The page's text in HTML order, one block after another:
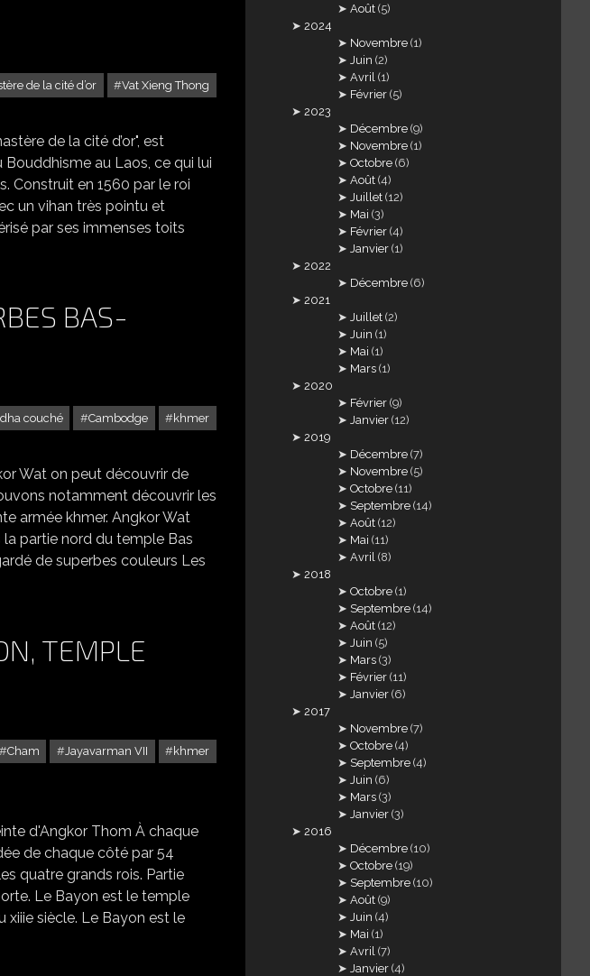
de la cité d’or Vat Xieng Thong
LUANG PRABANG, LAOS
de la cité d’or", est
au Laos, ce qui lui
Construit en 1560 par le roi
un vihan très pointu et
par ses immenses toits
BAS-
couché Cambodge khmer
SES SUPERBES BAS-RELIEFS
Wat on peut découvrir de
notamment découvrir les
armée khmer. Angkor Wat
partie nord du temple Bas
de superbes couleurs Les
TEMPLE
Cham Jayavarman VII
khmer
d'Angkor Thom À chaque
de chaque côté par 54
quatre grands rois. Partie
Le Bayon est le temple
siècle. Le Bayon est le
Août (5)
2024
Novembre (1)
Juin (2)
Avril (1)
Février (5)
2023
Décembre (9)
Novembre (1)
Octobre (6)
Août (4)
Juillet (12)
Mai (3)
Février (4)
Janvier (1)
2022
Décembre (6)
2021
Juillet (2)
Juin (1)
Mai (1)
Mars (1)
2020
Février (9)
Janvier (12)
2019
Décembre (7)
Novembre (5)
Octobre (11)
Septembre (14)
Août (12)
Mai (11)
Avril (8)
2018
Octobre (1)
Septembre (14)
Août (12)
Juin (5)
Mars (3)
Février (11)
Janvier (6)
2017
Novembre (7)
Octobre (4)
Septembre (4)
Juin (6)
Mars (3)
Janvier (3)
2016
Décembre (10)
Octobre (19)
Septembre (10)
Août (9)
Juin (4)
Mai (1)
Avril (7)
Janvier (4)